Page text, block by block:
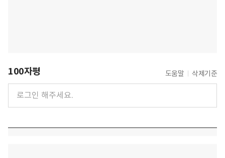
100자평 도움말 삭제기준